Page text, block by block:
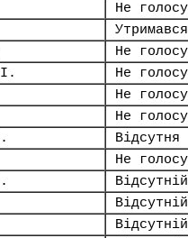
Не
Утримався
Не
Не
Не
Не
Відсутня
Не
Відсутній
Відсутній
Відсутній